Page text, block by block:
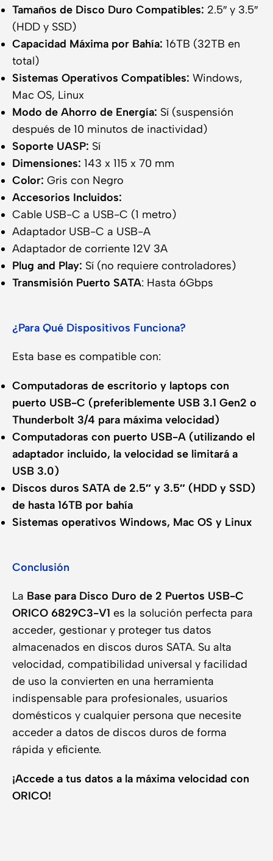
Tamaños de Disco Duro Compatibles: 2.5″ y 3.5″
(HDD y SSD)
Capacidad Máxima por Bahía: 16TB (32TB en
total)
Sistemas Operativos Compatibles: Windows,
Mac OS, Linux
Modo de Ahorro de Energía: Sí (suspensión
después de 10 minutos de inactividad)
Soporte UASP: Sí
Dimensiones: 143 x 115 x 70 mm
Color: Gris con Negro
Accesorios Incluidos:
Cable USB-C a USB-C (1 metro)
Adaptador USB-C a USB-A
Adaptador de corriente 12V 3A
Plug and Play: Sí (no requiere controladores)
Transmisión Puerto SATA: Hasta 6Gbps
¿Para Qué Dispositivos Funciona?
Esta base es compatible con:
Computadoras de escritorio y laptops con
puerto USB-C (preferiblemente USB 3.1 Gen2 o
Thunderbolt 3/4 para máxima velocidad)
Computadoras con puerto USB-A (utilizando el
adaptador incluido, la velocidad se limitará a
USB 3.0)
Discos duros SATA de 2.5″ y 3.5″ (HDD y SSD)
de hasta 16TB por bahía
Sistemas operativos Windows, Mac OS y Linux
Conclusión
La Base para Disco Duro de 2 Puertos USB-C
ORICO 6829C3-V1 es la solución perfecta para
acceder, gestionar y proteger tus datos
almacenados en discos duros SATA. Su alta
velocidad, compatibilidad universal y facilidad
de uso la convierten en una herramienta
indispensable para profesionales, usuarios
domésticos y cualquier persona que necesite
acceder a datos de discos duros de forma
rápida y eficiente.
¡Accede a tus datos a la máxima velocidad con
ORICO!